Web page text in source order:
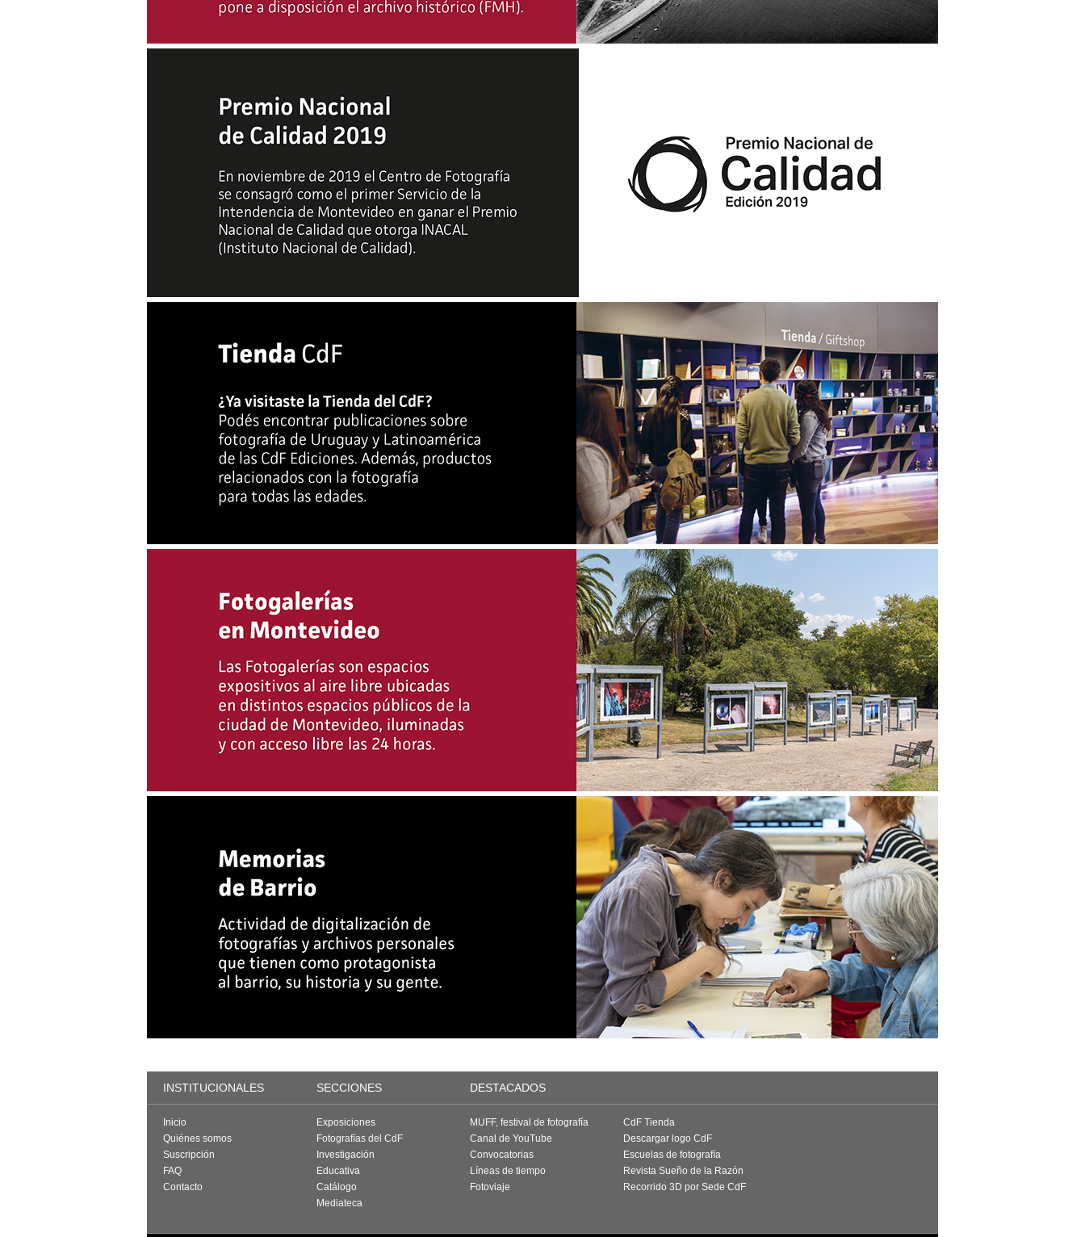
INSTITUCIONALES SECCIONES DESTACADOS
Inicio
Quiénes somos
Suscripción
FAQ
Contacto
Exposiciones
Fotografías del CdF
Investigación
Educativa
Catálogo
Mediateca
MUFF, festival de fotografía
Canal de YouTube
Convocatorias
Líneas de tiempo
Fotoviaje
CdF Tienda
Descargar logo CdF
Escuelas de fotografía
Revista Sueño de la Razón
Recorrido 3D por Sede CdF